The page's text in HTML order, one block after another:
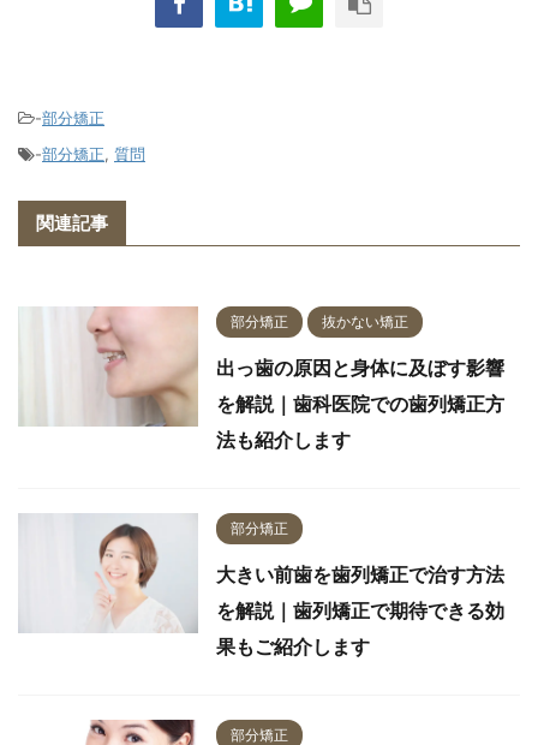
-部分矯正
-部分矯正, 質問
関連記事
部分矯正 抜かない矯正
出っ歯の原因と身体に及ぼす影響
を解説｜歯科医院での歯列矯正方
法も紹介します
部分矯正
大きい前歯を歯列矯正で治す方法
を解説｜歯列矯正で期待できる効
果もご紹介します
部分矯正